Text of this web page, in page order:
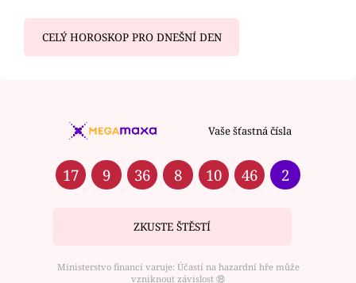
CELÝ HOROSKOP PRO DNEŠNÍ DEN
Vaše šťastná čísla
17 9 36 8 10 46 2
ZKUSTE ŠTĚSTÍ
Ministerstvo financí varuje: Účastí na hazardní hře může
vzniknout závislost ⑱